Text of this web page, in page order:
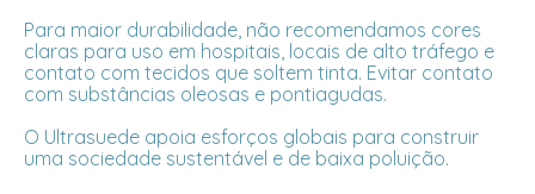
Para maior durabilidade, não recomendamos cores
claras para uso em hospitais, locais de alto tráfego e
contato com tecidos que soltem tinta. Evitar contato
com substâncias oleosas e pontiagudas.
O Ultrasuede apoia esforços globais para construir
uma sociedade sustentável e de baixa poluição.